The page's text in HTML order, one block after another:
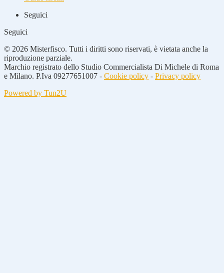
Seguici
Seguici
© 2026 Misterfisco. Tutti i diritti sono riservati, è vietata anche la
riproduzione parziale.
Marchio registrato dello Studio Commercialista Di Michele di Roma
e Milano. P.Iva 09277651007 - Cookie policy - Privacy policy
Powered by Tun2U